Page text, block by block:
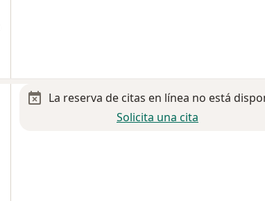
La reserva de citas en línea no está
Solicita una cita